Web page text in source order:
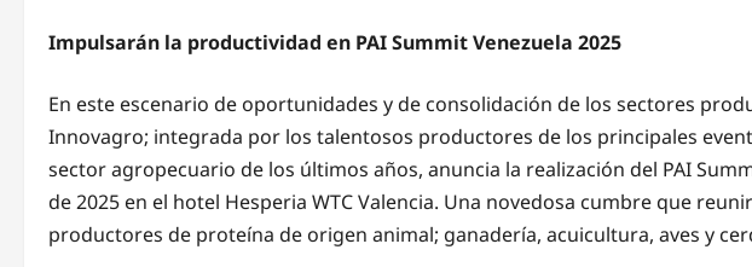
Impulsarán la productividad en PAI Summit Venezuela 2025
En este escenario de oportunidades y de consolidación de los sectores
Innovagro; integrada por los talentosos productores de los principales
sector agropecuario de los últimos años, anuncia la realización del PAI
de 2025 en el hotel Hesperia WTC Valencia. Una novedosa cumbre que
productores de proteína de origen animal; ganadería, acuicultura, aves y